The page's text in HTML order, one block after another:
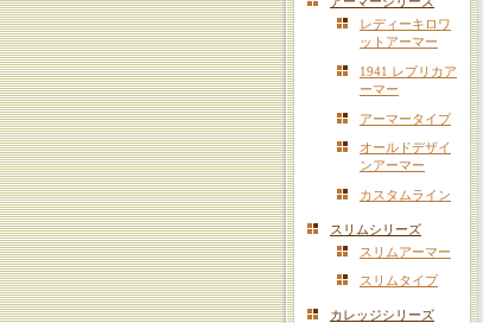
レディーキロワ
ットアーマー
1941 レプリカア
ーマー
アーマータイプ
オールドデザイ
ンアーマー
カスタムライン
スリムシリーズ
スリムアーマー
スリムタイプ
カレッジシリーズ